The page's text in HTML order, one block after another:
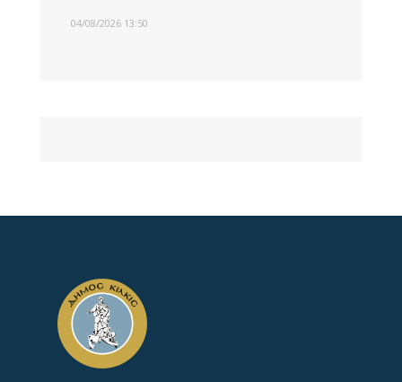
04/08/2026 13:50